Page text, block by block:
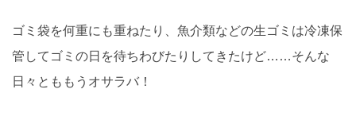
ゴミ袋を何重にも重ねたり、魚介類などの生ゴミは冷凍保
管してゴミの日を待ちわびたりしてきたけど……そんな
日々とももうオサラバ！